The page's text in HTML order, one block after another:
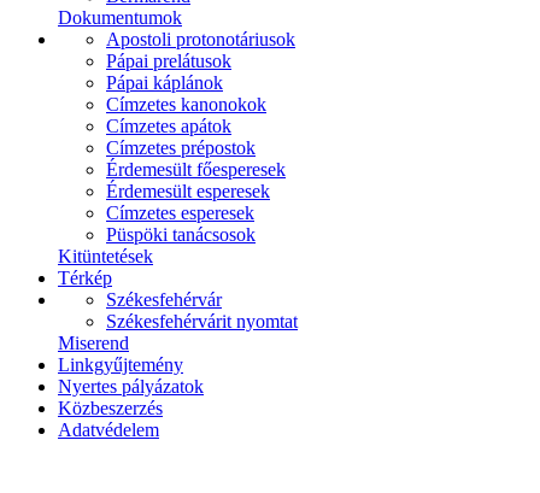
Dokumentumok
Apostoli protonotáriusok
Pápai prelátusok
Pápai káplánok
Címzetes kanonokok
Címzetes apátok
Címzetes prépostok
Érdemesült főesperesek
Érdemesült esperesek
Címzetes esperesek
Püspöki tanácsosok
Kitüntetések
Térkép
Székesfehérvár
Székesfehérvárit nyomtat
Miserend
Linkgyűjtemény
Nyertes pályázatok
Közbeszerzés
Adatvédelem